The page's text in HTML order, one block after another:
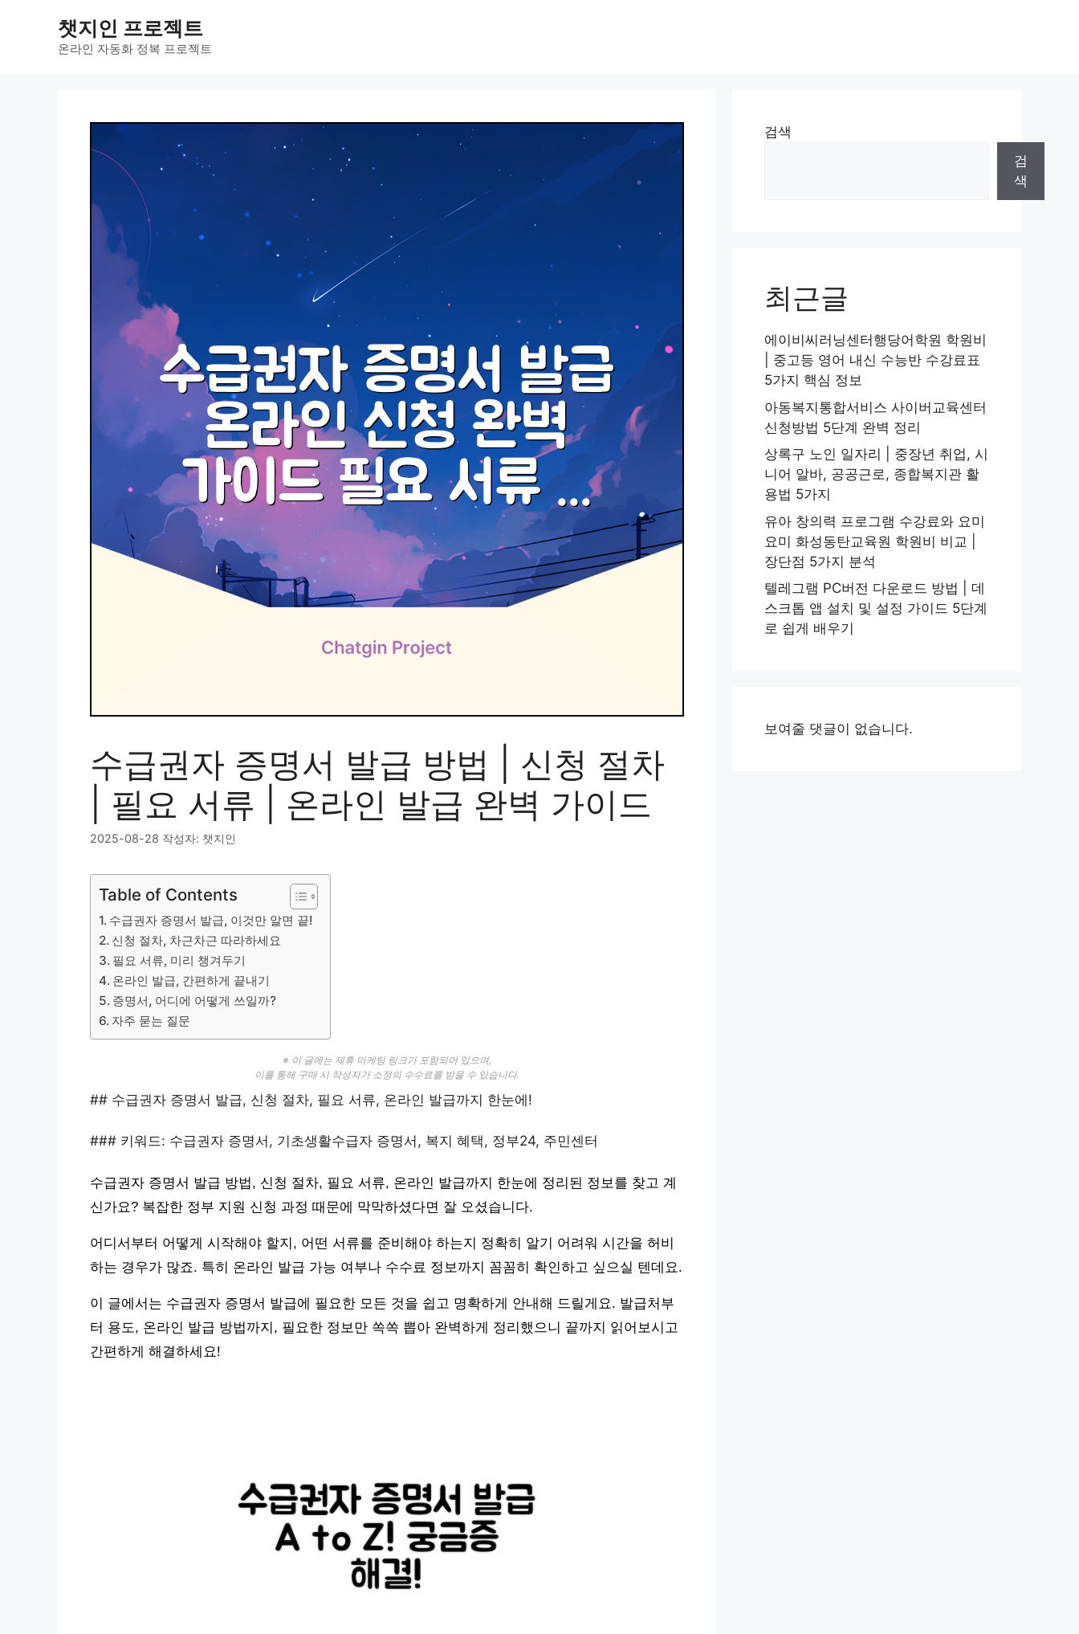
챗지인 프로젝트
온라인 자동화 정복 프로젝트
수급권자 증명서 발급 방법 | 신청 절차
| 필요 서류 | 온라인 발급 완벽 가이드
2025-08-28 작성자: 챗지인
Table of Contents
수급권자 증명서 발급, 이것만 알면 끝!
신청 절차, 차근차근 따라하세요
필요 서류, 미리 챙겨두기
온라인 발급, 간편하게 끝내기
증명서, 어디에 어떻게 쓰일까?
자주 묻는 질문
※ 이 글에는 제휴 마케팅 링크가 포함되어 있으며,
이를 통해 구매 시 작성자가 소정의 수수료를 받을 수 있습니다.
## 수급권자 증명서 발급, 신청 절차, 필요 서류, 온라인 발급까지 한눈에!
### 키워드: 수급권자 증명서, 기초생활수급자 증명서, 복지 혜택, 정부24, 주민센터
수급권자 증명서 발급 방법, 신청 절차, 필요 서류, 온라인 발급까지 한눈에 정리된 정보를 찾고 계
신가요? 복잡한 정부 지원 신청 과정 때문에 막막하셨다면 잘 오셨습니다.
어디서부터 어떻게 시작해야 할지, 어떤 서류를 준비해야 하는지 정확히 알기 어려워 시간을 허비
하는 경우가 많죠. 특히 온라인 발급 가능 여부나 수수료 정보까지 꼼꼼히 확인하고 싶으실 텐데요.
이 글에서는 수급권자 증명서 발급에 필요한 모든 것을 쉽고 명확하게 안내해 드릴게요. 발급처부
터 용도, 온라인 발급 방법까지, 필요한 정보만 쏙쏙 뽑아 완벽하게 정리했으니 끝까지 읽어보시고
간편하게 해결하세요!
검색
검
색
최근글
에이비씨러닝센터행당어학원 학원비
| 중고등 영어 내신 수능반 수강료표
5가지 핵심 정보
아동복지통합서비스 사이버교육센터
신청방법 5단계 완벽 정리
상록구 노인 일자리 | 중장년 취업, 시
니어 알바, 공공근로, 종합복지관 활
용법 5가지
유아 창의력 프로그램 수강료와 요미
요미 화성동탄교육원 학원비 비교 |
장단점 5가지 분석
텔레그램 PC버전 다운로드 방법 | 데
스크톱 앱 설치 및 설정 가이드 5단계
로 쉽게 배우기
보여줄 댓글이 없습니다.